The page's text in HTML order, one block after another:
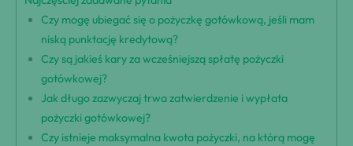
Czy mogę ubiegać się o pożyczkę gotówkową, jeśli mam
niską punktację kredytową?
Czy są jakieś kary za wcześniejszą spłatę pożyczki
gotówkowej?
Jak długo zazwyczaj trwa zatwierdzenie i wypłata
pożyczki gotówkowej?
Czy istnieje maksymalna kwota pożyczki, na którą mogę